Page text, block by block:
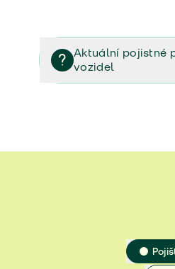
Aktuální pojistné
vozidel
Veřejný příslib -